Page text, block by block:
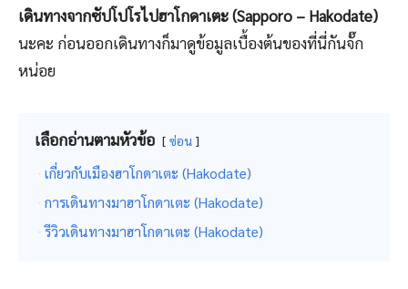
เดินทางจากซัปโปโรไปฮาโกดาเตะ (Sapporo – Hakodate)
นะคะ ก่อนออกเดินทางก็มาดูข้อมูลเบื้องต้นของที่นี่กันจั๊ก
หน่อย
เลือกอ่านตามหัวข้อ ซ่อน
เกี่ยวกับเมืองฮาโกดาเตะ (Hakodate)
การเดินทางมาฮาโกดาเตะ (Hakodate)
รีวิวเดินทางมาฮาโกดาเตะ (Hakodate)